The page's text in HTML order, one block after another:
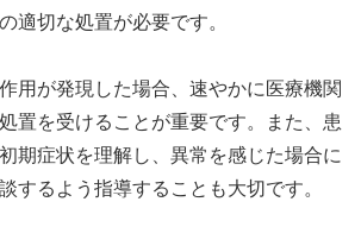
適切な処置が必要です。
用が発現した場合、速やかに医療機関
置を受けることが重要です。また、患
期症状を理解し、異常を感じた場合に
するよう指導することも大切です。